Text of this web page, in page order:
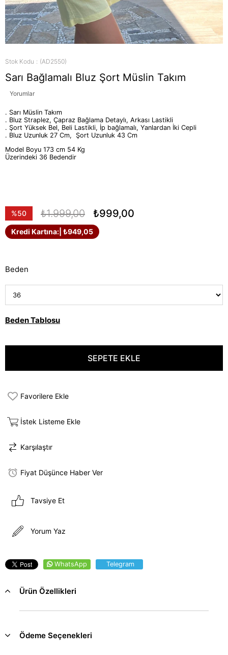
Stok Kodu (AD2550)
Sarı Bağlamalı Bluz Şort Müslin Takım
Yorumlar
. Sarı Müslin Takım
. Bluz Straplez, Çapraz Bağlama Detaylı, Arkası Lastikli
. Şort Yüksek Bel, Beli Lastikli, İp bağlamalı, Yanlardan İki Cepli
. Bluz Uzunluk 27 Cm, Şort Uzunluk 43 Cm
Model Boyu 173 cm 54 Kg
Üzerindeki 36 Bedendir
%50
İndirim
₺1.999,00 ₺999,00
Kredi Kartına: | ₺949,05
Beden
Beden Tablosu
Favorilere Ekle
İstek Listeme Ekle
Karşılaştır
Fiyat Düşünce Haber Ver
Tavsiye Et
Yorum Yaz
WhatsApp Telegram
Ürün Özellikleri
Ödeme Seçenekleri